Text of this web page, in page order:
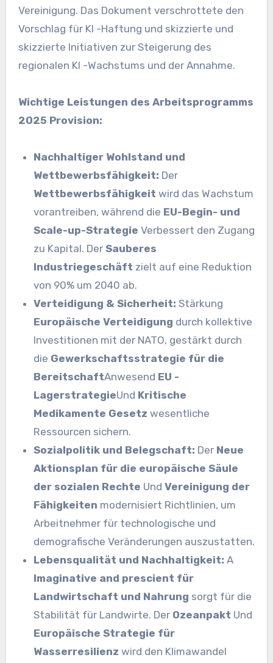
Vereinigung. Das Dokument verschrottete den
Vorschlag für KI -Haftung und skizzierte und
skizzierte Initiativen zur Steigerung des
regionalen KI -Wachstums und der Annahme.
Wichtige Leistungen des Arbeitsprogramms
2025 Provision:
Nachhaltiger Wohlstand und
Wettbewerbsfähigkeit: Der
Wettbewerbsfähigkeit wird das Wachstum
vorantreiben, während die EU-Begin- und
Scale-up-Strategie Verbessert den Zugang
zu Kapital. DerSauberes
Industriegeschäft zielt auf eine Reduktion
von 90% um 2040 ab.
Verteidigung & Sicherheit: Stärkung
Europäische Verteidigung durch kollektive
Investitionen mit der NATO, gestärkt durch
die Gewerkschaftsstrategie für die
BereitschaftAnwesend EU -
LagerstrategieUnd Kritische
Medikamente Gesetz wesentliche
Ressourcen sichern.
Sozialpolitik und Belegschaft: Der Neue
Aktionsplan für die europäische Säule
der sozialen Rechte UndVereinigung der
Fähigkeiten modernisiert Richtlinien, um
Arbeitnehmer für technologische und
demografische Veränderungen auszustatten.
Lebensqualität und Nachhaltigkeit: A
Imaginative and prescient für
Landwirtschaft und Nahrung sorgt für die
Stabilität für Landwirte. Der Ozeanpakt Und
Europäische Strategie für
Wasserresilienz wird den Klimawandel